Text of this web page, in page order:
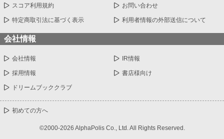
スコア利用規約 お問い合わせ
特定商取引法に基づく表示 利用者情報の外部送信について
会社情報
会社情報 IR情報
採用情報 書店様向け
ドリームブッククラブ
初めての方へ
©2000-2026 AlphaPolis Co., Ltd. All Rights Reserved.